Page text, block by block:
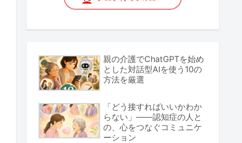
親の介護でChatGPTを始め
とした対話型AIを使う10の
方法を厳選
「どう接すればいいかわか
らない」――認知症の人と
の、心をつなぐコミュニケ
ーション